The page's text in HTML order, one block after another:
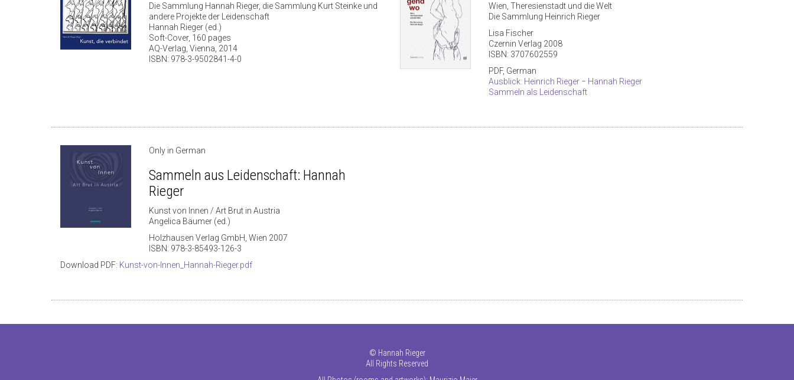
Die Sammlung Hannah Rieger, die Sammlung Kurt Steinke und
andere Projekte der Leidenschaft
Hannah Rieger (ed.)
Soft-Cover, 160 pages
AQ-Verlag, Vienna, 2014
ISBN: 978-3-9502841-4-0
Wien, Theresienstadt und die Welt
Die Sammlung Heinrich Rieger
Lisa Fischer
Czernin Verlag 2008
ISBN: 3707602559
PDF, German
Ausblick: Heinrich Rieger − Hannah Rieger
Sammeln als Leidenschaft
Only in German
Sammeln aus Leidenschaft: Hannah
Rieger
Kunst von Innen / Art Brut in Austria
Angelica Bäumer (ed.)
Holzhausen Verlag GmbH, Wien 2007
ISBN: 978-3-85493-126-3
Download PDF: Kunst-von-Innen_Hannah-Rieger.pdf
© Hannah Rieger
All Rights Reserved